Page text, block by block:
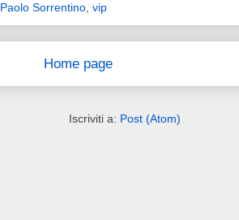
Paolo Sorrentino, vip
Home page
Iscriviti a: Post (Atom)